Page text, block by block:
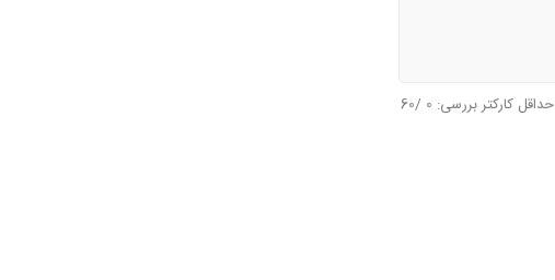
حداقل کارکتر بررسی: 0
/60